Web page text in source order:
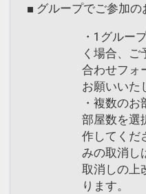
■ グループでご参加の
・1グルー
く場合、ご
合わせフォ
お願いいた
・複数の
部屋数を選
作してくだ
みの取消し
取消しの上
ります。